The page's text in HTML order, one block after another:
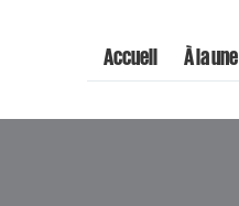
Accueil À la une